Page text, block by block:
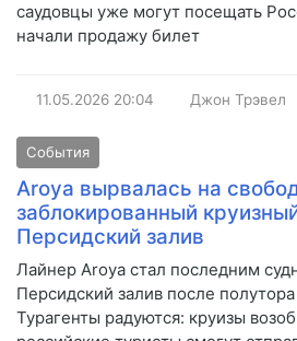
саудовцы уже могут посещать
начали продажу билет
11.05.2026 20:04 Джон Трэвел
События
Aroya вырвалась на
заблокированный
Персидский залив
Лайнер Aroya стал последним
Персидский залив после
Турагенты радуются: круизы